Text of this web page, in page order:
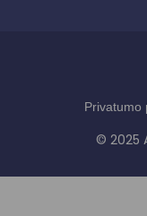
Privatumo
© 2025